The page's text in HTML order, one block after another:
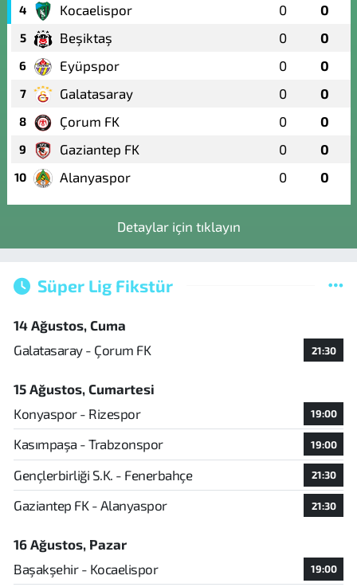
4 Kocaelispor 0 0
5 Beşiktaş 0 0
6 Eyüpspor 0 0
7 Galatasaray 0 0
8 Çorum FK 0 0
9 Gaziantep FK 0 0
10 Alanyaspor 0 0
Detaylar için tıklayın
Süper Lig Fikstür
14 Ağustos, Cuma
Galatasaray - Çorum FK
21:30
15 Ağustos, Cumartesi
Konyaspor - Rizespor
19:00
Kasımpaşa - Trabzonspor 19:00
Gençlerbirliği S.K. - Fenerbahçe 21:30
Gaziantep FK - Alanyaspor 21:30
16 Ağustos, Pazar
Başakşehir - Kocaelispor
19:00